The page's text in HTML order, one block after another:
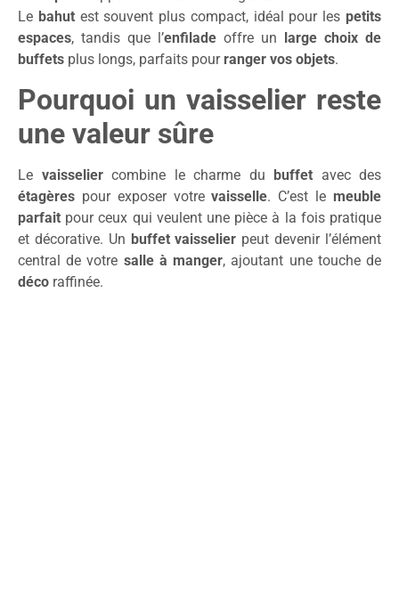
Le bahutest souvent plus compact, idéal pour les petits
espaces, tandis que l’enfilade offre un large choix de
buffets plus longs, parfaits pour ranger vos objets.
Pourquoi un vaisselier reste
une valeur sûre
Le vaisseliercombine le charme du buffet avec des
étagères pour exposer votrevaisselle. C’est le meuble
parfait pour ceux qui veulent une pièce à la fois pratique
et décorative. Un buffet vaisselier peut devenir l’élément
central de votre salle à manger, ajoutant une touche de
déco raffinée.